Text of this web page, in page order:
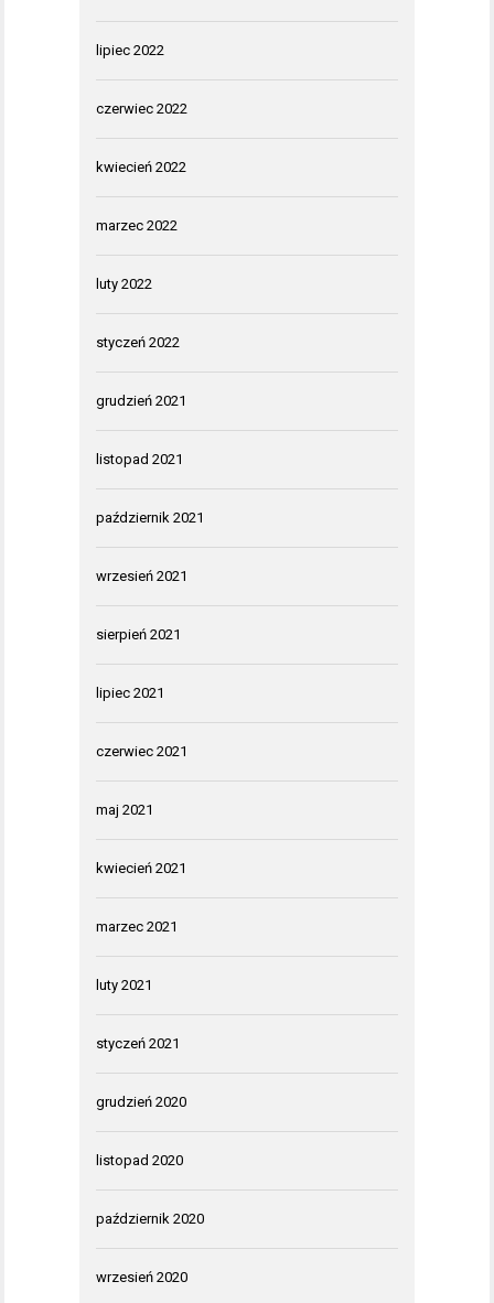
lipiec 2022
czerwiec 2022
kwiecień 2022
marzec 2022
luty 2022
styczeń 2022
grudzień 2021
listopad 2021
październik 2021
wrzesień 2021
sierpień 2021
lipiec 2021
czerwiec 2021
maj 2021
kwiecień 2021
marzec 2021
luty 2021
styczeń 2021
grudzień 2020
listopad 2020
październik 2020
wrzesień 2020